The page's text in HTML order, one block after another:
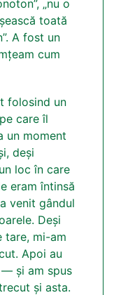
„nu o
toată
A fost un
cum
folosind un
care îl
un moment
deși
loc în care
eram întinsă
venit gândul
Deși
tare, mi-am
Apoi au
și am spus
și asta.